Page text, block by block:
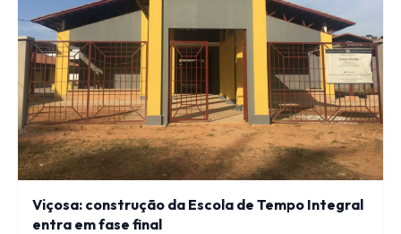
Viçosa: construção da Escola de Tempo Integral
entra em fase final